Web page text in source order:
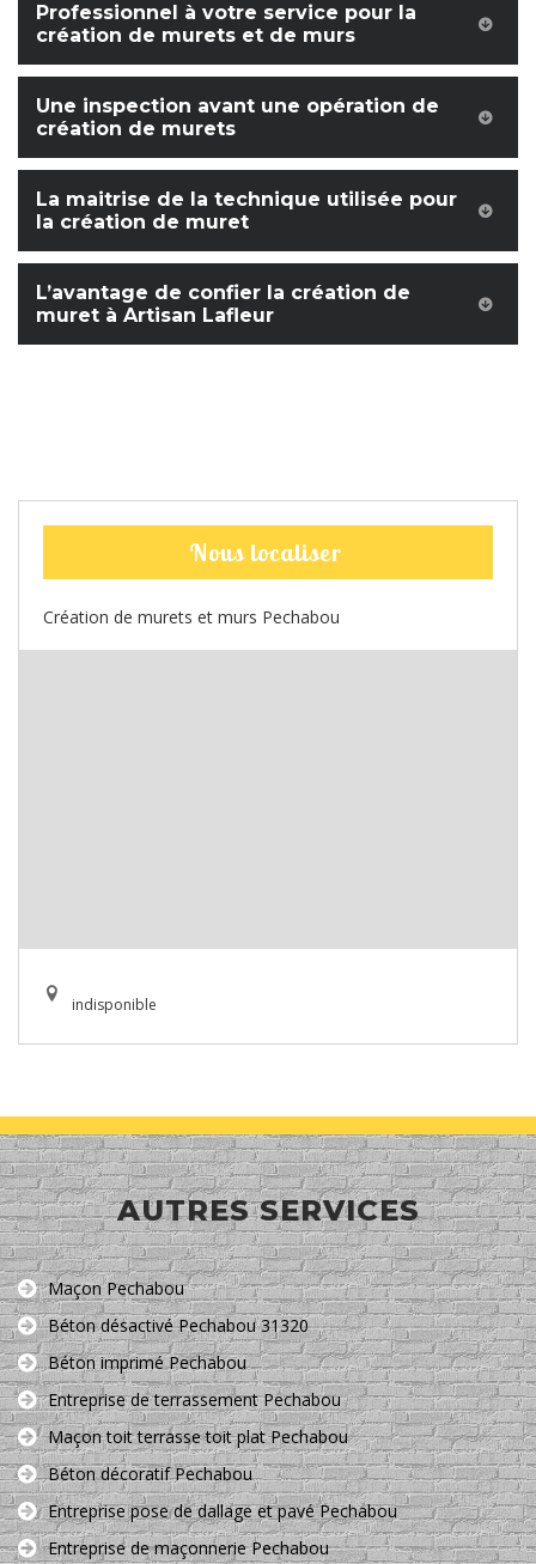
Professionnel à votre service pour la
création de murets et de murs
Une inspection avant une opération de
création de murets
La maitrise de la technique utilisée pour
la création de muret
L’avantage de confier la création de
muret à Artisan Lafleur
Nous localiser
Création de murets et murs Pechabou
indisponible
AUTRES SERVICES
Maçon Pechabou
Béton désactivé Pechabou 31320
Béton imprimé Pechabou
Entreprise de terrassement Pechabou
Maçon toit terrasse toit plat Pechabou
Béton décoratif Pechabou
Entreprise pose de dallage et pavé Pechabou
Entreprise de maçonnerie Pechabou